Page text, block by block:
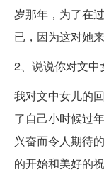
岁那年，为了在
已，因为这对她
2、说说你对文中
我对文中女儿的
了自己小时候过
兴奋而令人期待
的开始和美好的